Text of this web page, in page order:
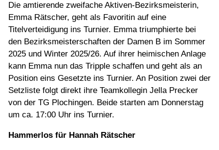
Die amtierende zweifache Aktiven-Bezirksmeisterin,
Emma Rätscher, geht als Favoritin auf eine
Titelverteidigung ins Turnier. Emma triumphierte bei
den Bezirksmeisterschaften der Damen B im Sommer
2025 und Winter 2025/26. Auf ihrer heimischen Anlage
kann Emma nun das Tripple schaffen und geht als an
Position eins Gesetzte ins Turnier. An Position zwei der
Setzliste folgt direkt ihre Teamkollegin Jella Precker
von der TG Plochingen. Beide starten am Donnerstag
um ca. 17:00 Uhr ins Turnier.
Hammerlos für Hannah Rätscher